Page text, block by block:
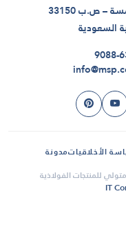
– ص.ب 33150
الأخلاقياتمدونة
IT